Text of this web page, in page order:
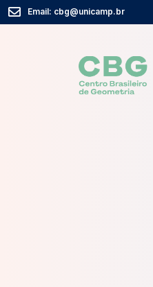
Email: cbg@unicamp.br